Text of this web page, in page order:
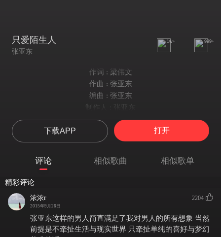
只爱陌生人
张亚东
1w+ 999+
作词 : 梁伟文
作曲 : 张亚东
编曲 : 张亚东
制作人 : 张亚东
我爱上一道疤痕
我爱上一盏灯
我爱倾听 转动的秒针
我爱的比脸色还单纯
我只爱陌生人
我只爱陌生人
下载APP 打开
评论 相似歌曲 相似歌单
精彩评论
浓浓r
2015年9月26日
2204
张亚东这样的男人简直满足了我对男人的所有想象 当然
前提是不牵扯生活与现实世界 只牵扯单纯的喜好与梦幻